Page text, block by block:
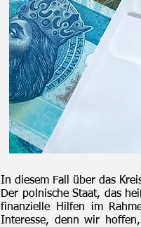
In diesem Fall über das
Der polnische Staat, das
finanzielle Hilfen im
Interesse, denn wir